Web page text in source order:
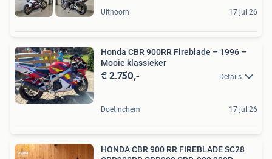
Uithoorn 17 jul 26
Honda CBR 900RR Fireblade – 1996 –
Mooie klassieker
€ 2.750,- Details
Doetinchem 17 jul 26
HONDA CBR 900 RR FIREBLADE SC28